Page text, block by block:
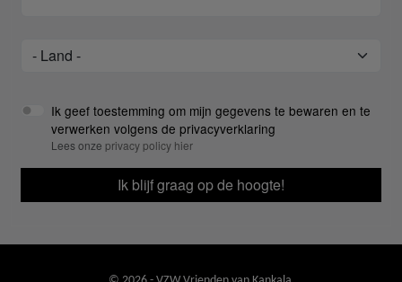
Land
Land
Ik geef toestemming om mijn gegevens te bewaren en te
verwerken volgens de privacyverklaring
Lees onze privacy policy hier
Ik blijf graag op de hoogte!